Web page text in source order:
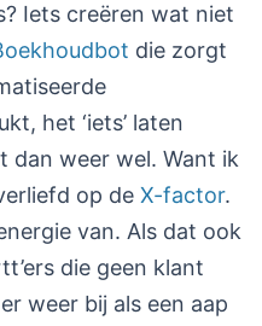
Iets creëren wat niet
die zorgt
het ‘iets’ laten
dan weer wel. Want ik
op de X-factor.
van. Als dat ook
die geen klant
weer bij als een aap